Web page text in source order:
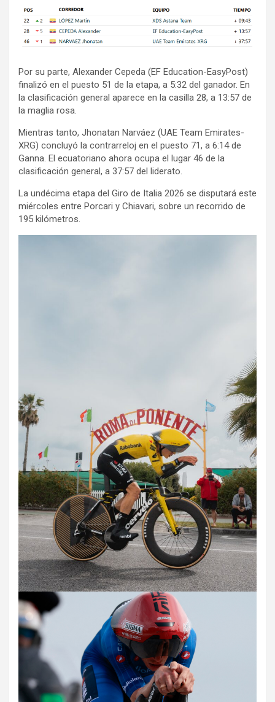
Por su parte, Alexander Cepeda (EF Education-EasyPost)
finalizó en el puesto 51 de la etapa, a 5:32 del ganador. En
la clasificación general aparece en la casilla 28, a 13:57 de
la maglia rosa.
Mientras tanto, Jhonatan Narváez (UAE Team Emirates-
XRG) concluyó la contrarreloj en el puesto 71, a 6:14 de
Ganna. El ecuatoriano ahora ocupa el lugar 46 de la
clasificación general, a 37:57 del liderato.
La undécima etapa del Giro de Italia 2026 se disputará este
miércoles entre Porcari y Chiavari, sobre un recorrido de
195 kilómetros.